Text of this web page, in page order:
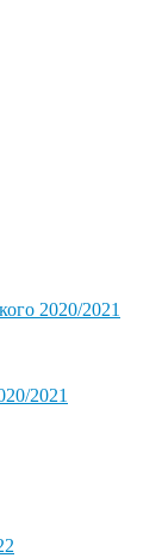
2020/2021
2021